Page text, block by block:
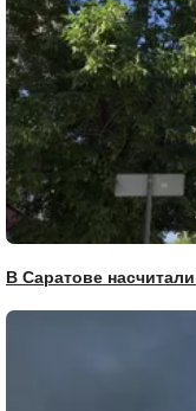
В Саратове